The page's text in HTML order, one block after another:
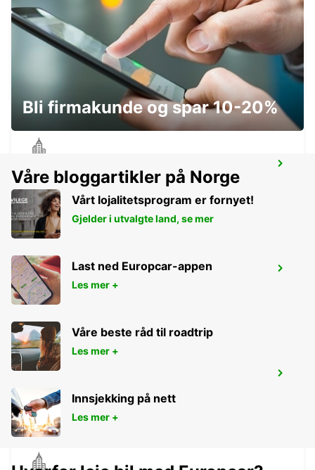
PETAH TIKVA
PETAH TIKVA - ISRAEL
BNEI BRAK MIVTZA KADESH
BNEI BRAK - ISRAEL
BEIT SHEMESH
BEIT SHEMESH - ISRAEL
HERZLIYA - ISRAEL
Bli firmakunde og spar 10-20%
Våre bloggartikler på Norge
Vårt lojalitetsprogram er fornyet!
Gjelder i utvalgte land, se mer
Last ned Europcar-appen
Les mer +
Våre beste råd til roadtrip
Les mer +
Innsjekking på nett
Les mer +